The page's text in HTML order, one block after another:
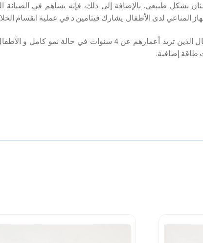
بشكل طبيعي. بالإضافة إلى ذلك، فإنه يساهم في الصيانة
المناعي لدى الأطفال. يشارك فيتامين د في عملية انقسام
مثاليًا للأطفال الذين تزيد أعمارهم عن 4 سنوات في حالة نمو كامل و
طاقة إضافية.